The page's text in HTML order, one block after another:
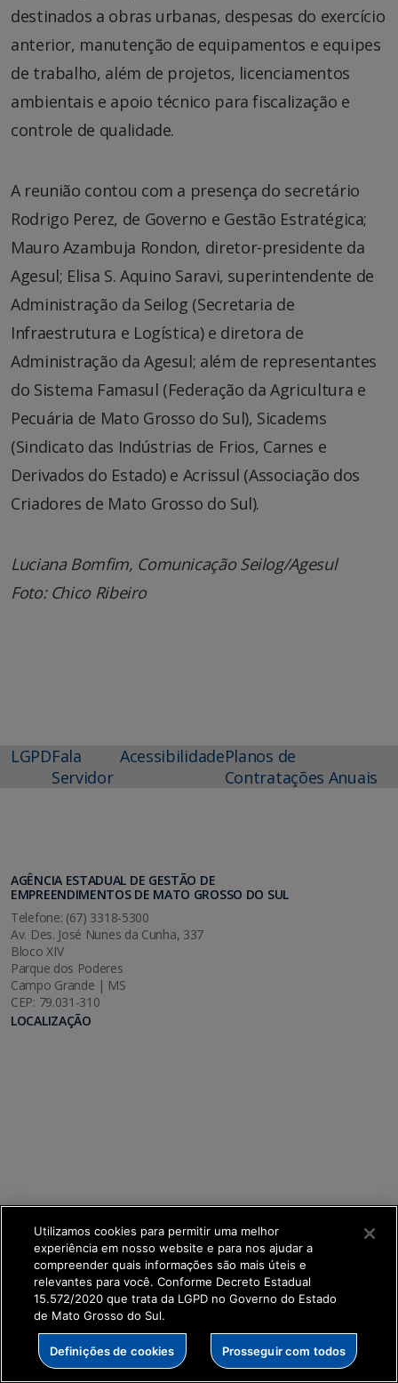
destinados a obras urbanas, despesas do exercício
anterior, manutenção de equipamentos e equipes
de trabalho, além de projetos, licenciamentos
ambientais e apoio técnico para fiscalização e
controle de qualidade.
A reunião contou com a presença do secretário
Rodrigo Perez, de Governo e Gestão Estratégica;
Mauro Azambuja Rondon, diretor-presidente da
Agesul; Elisa S. Aquino Saravi, superintendente de
Administração da Seilog (Secretaria de
Infraestrutura e Logística) e diretora de
Administração da Agesul; além de representantes
do Sistema Famasul (Federação da Agricultura e
Pecuária de Mato Grosso do Sul), Sicadems
(Sindicato das Indústrias de Frios, Carnes e
Derivados do Estado) e Acrissul (Associação dos
Criadores de Mato Grosso do Sul).
Luciana Bomfim, Comunicação Seilog/Agesul
Foto: Chico Ribeiro
LGPDFala
Servidor
AcessibilidadePlanos de
Contratações Anuais
AGÊNCIA ESTADUAL DE GESTÃO DE
EMPREENDIMENTOS DE MATO GROSSO DO SUL
Telefone: (67) 3318-5300
Av. Des. José Nunes da Cunha, 337
Bloco XIV
Parque dos Poderes
Campo Grande | MS
CEP: 79.031-310
LOCALIZAÇÃO
SETDIG | Secretaria-Executiva de Transformação
Digital
Utilizamos cookies para permitir uma melhor
experiência em nosso website e para nos ajudar a
compreender quais informações são mais úteis e
relevantes para você. Conforme Decreto Estadual
15.572/2020 que trata da LGPD no Governo do Estado
de Mato Grosso do Sul.
Definições de cookies Prosseguir com todos